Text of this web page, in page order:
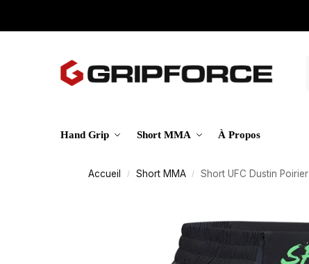
Hand Grip Short MMA À Propos
Accueil / Short MMA / Short UFC Dustin Poirier